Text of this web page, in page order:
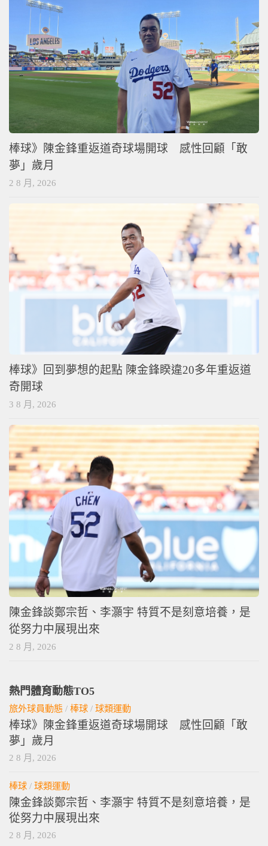
棒球》陳金鋒重返道奇球場開球 感性回顧「敢
夢」歲月
2 8 月, 2026
棒球》回到夢想的起點 陳金鋒睽違20多年重返道
奇開球
3 8 月, 2026
陳金鋒談鄭宗哲、李灝宇 特質不是刻意培養，是
從努力中展現出來
2 8 月, 2026
熱門體育動態TO5
旅外球員動態 / 棒球 / 球類運動
棒球》陳金鋒重返道奇球場開球 感性回顧「敢
夢」歲月
2 8 月, 2026
棒球 / 球類運動
陳金鋒談鄭宗哲、李灝宇 特質不是刻意培養，是
從努力中展現出來
2 8 月, 2026